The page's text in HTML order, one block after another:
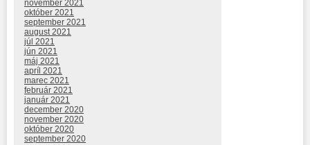
november 2021
október 2021
september 2021
august 2021
júl 2021
jún 2021
máj 2021
apríl 2021
marec 2021
február 2021
január 2021
december 2020
november 2020
október 2020
september 2020